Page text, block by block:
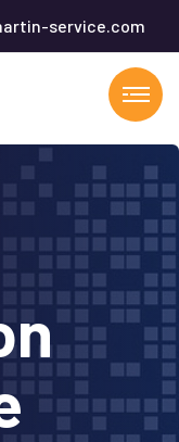
service.com